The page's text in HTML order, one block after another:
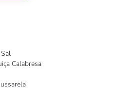
Calabresa